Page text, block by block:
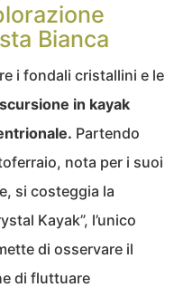
Bianca
i fondali cristallini e le
in kayak
Partendo
nota per i suoi
si costeggia la
Kayak”, l’unico
di osservare il
di fluttuare